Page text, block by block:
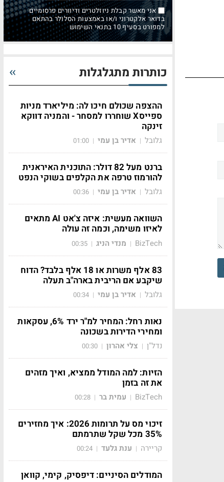
אני מאשר קבלת ניוזלטרים ודיוורים פרסומיים
בדואר אלקטרוני ו/או באמצעות הסלולר בהתאם
למפורט בסעיף 10 בתנאי השימוש
כותרות מתגלגלות
ההצפה שכולם חיכו לה: מיליארד מניות
ספייסX שוחררו למסחר - והמניה דווקא
זינקה
גלובל | אדיר בן עמי |
01:00
ברנט מעל 82 דולר: התוכנית האיראנית
להורמוז טרפה את הקלפים בשוקי הנפט
גלובל | אדיר בן עמי |
00:36
השוואה מעשית: איזה צ'אט AI מתאים
לאיזו משימה, וכמה זה עולה
BizTech
| מנדי הניג |
00:35
83 אלף משרות או 18 אלף בלבד? הדוח
שיקבע אם הריבית בארה"ב תעלה
גלובל | אדיר בן עמי |
00:34
נאות רחל: המחיר למ"ר ירד 6%, עסקאות
ומחירי הדירות בשכונה
נדל"ן | צלי אהרון |
00:30
הזיות: למה המודל ממציא, ואיך מזהים
את זה בזמן
BizTech
| עמית בר |
00:28
זיכוי מס על תרומות 2026: איך מחזירים
35% מכל שקל שתרמתם
קריירה | ענת גלעד |
00:24
המודלים הסיניים: דיפסיק, קימי, קוואן